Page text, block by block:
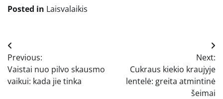
Posted in Laisvalaikis
Navigacija
tarp
įrašų
Previous:
Vaistai nuo pilvo skausmo
vaikui: kada jie tinka
Next:
Cukraus kiekio kraujyje
lentelė: greita atmintinė
šeimai